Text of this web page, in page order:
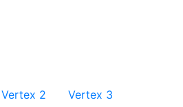
Vertex 2 Vertex 3